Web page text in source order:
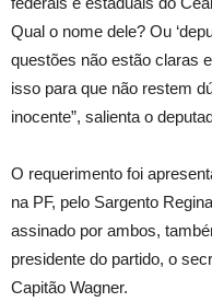
Qual o nome dele? Ou
questões não estão claras
isso para que não restem
inocente”, salienta o
O requerimento foi
na PF, pelo Sargento
assinado por ambos,
presidente do partido, o
Capitão Wagner.